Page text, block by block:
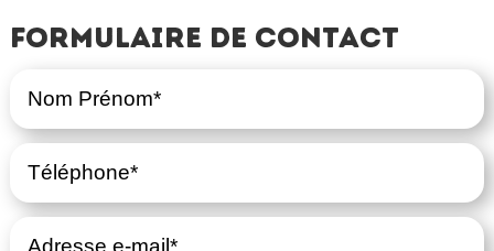
Formulaire de contact